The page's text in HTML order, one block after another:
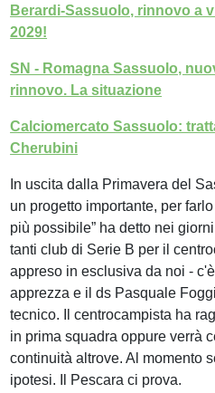
Berardi-Sassuolo, rinnovo a
2029!
SN - Romagna Sassuolo,
rinnovo. La situazione
Calciomercato Sassuolo:
Cherubini
In uscita dalla Primavera del
un progetto importante, per
più possibile” ha detto nei
tanti club di Serie B per il
appreso in esclusiva da noi -
apprezza e il ds Pasquale
tecnico. Il centrocampista ha
in prima squadra oppure verrà
continuità altrove. Al momento
ipotesi. Il Pescara ci prova.